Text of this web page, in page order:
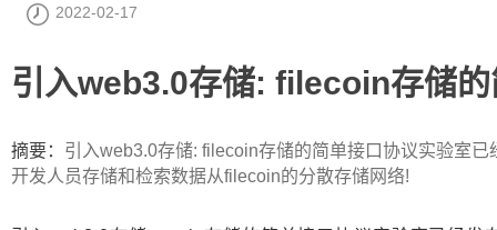
2022-02-17
引入web3.0存储: filecoin存储的
摘要： 引入web3.0存储: filecoin存储的简单接口协议实验室
开发人员存储和检索数据从filecoin的分散存储网络!